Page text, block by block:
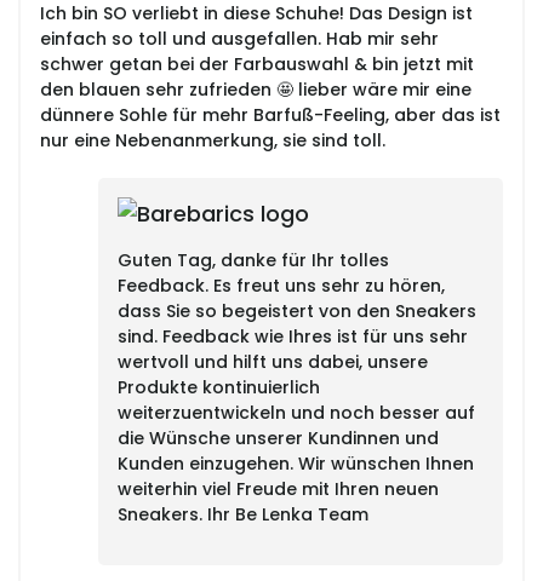
Ich bin SO verliebt in diese Schuhe! Das Design ist
einfach so toll und ausgefallen. Hab mir sehr
schwer getan bei der Farbauswahl & bin jetzt mit
den blauen sehr zufrieden 🤩 lieber wäre mir eine
dünnere Sohle für mehr Barfuß-Feeling, aber das ist
nur eine Nebenanmerkung, sie sind toll.
Guten Tag, danke für Ihr tolles
Feedback. Es freut uns sehr zu hören,
dass Sie so begeistert von den Sneakers
sind. Feedback wie Ihres ist für uns sehr
wertvoll und hilft uns dabei, unsere
Produkte kontinuierlich
weiterzuentwickeln und noch besser auf
die Wünsche unserer Kundinnen und
Kunden einzugehen. Wir wünschen Ihnen
weiterhin viel Freude mit Ihren neuen
Sneakers. Ihr Be Lenka Team